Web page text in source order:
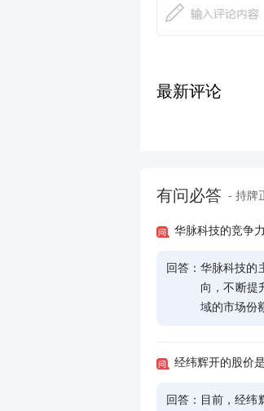
最新评论
有问必答 - 持牌
华脉科技的竞争
回答： 华脉科技的
向，不断提
域的市场份
经纬辉开的股价
回答： 目前，经纬